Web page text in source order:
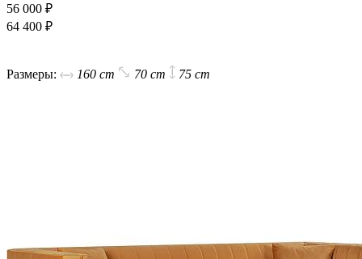
56 000 ₽
64 400 ₽
Размеры:
160 cm 70 cm 75 cm